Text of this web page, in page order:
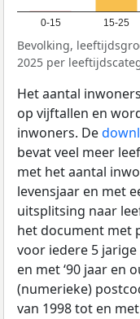
0-15 15-25
Bevolking,
2025 per
Het aantal
op vijftallen en
inwoners. De
bevat veel meer
met het aantal
levensjaar en met
uitsplitsing naar
het document met
voor iedere 5 jarige
en met ‘90 jaar en
(numerieke)
van 1998 tot en